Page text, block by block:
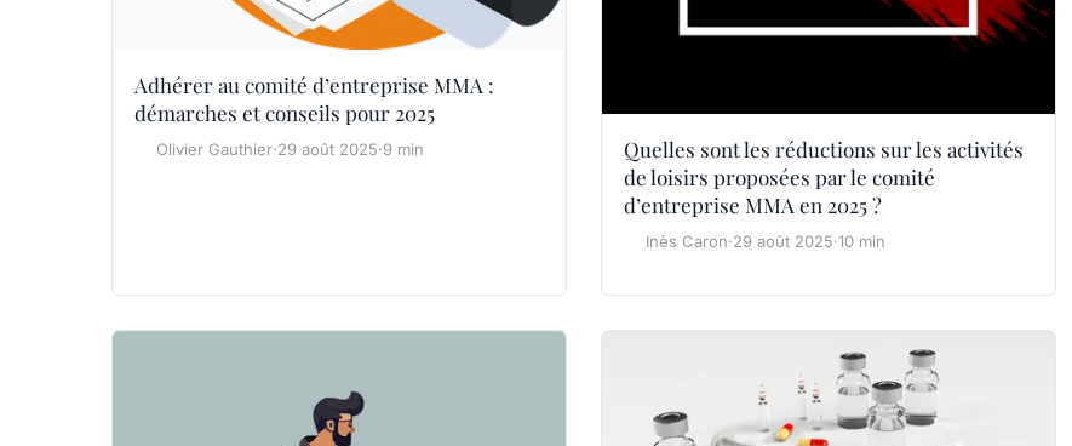
Adhérer au comité d’entreprise MMA :
démarches et conseils pour 2025
Olivier Gauthier·29 août 2025·9 min
Quelles sont les réductions sur les activités
de loisirs proposées par le comité
d’entreprise MMA en 2025 ?
Inès Caron·29 août 2025·10 min